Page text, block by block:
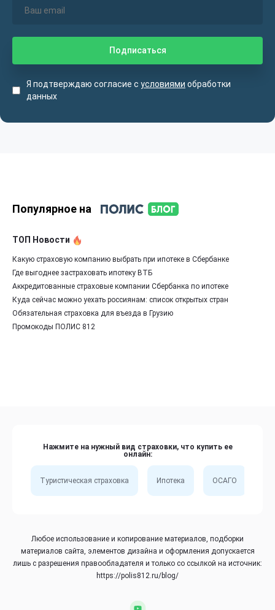
Я подтверждаю согласие с условиями обработки
данных
Популярное на
ТОП Новости
Какую страховую компанию выбрать при ипотеке в Сбербанке
Где выгоднее застраховать ипотеку ВТБ
Аккредитованные страховые компании Сбербанка по ипотеке
Куда сейчас можно уехать россиянам: список открытых стран
Обязательная страховка для въезда в Грузию
Промокоды ПОЛИС 812
Нажмите на нужный вид страховки, что купить ее
онлайн:
Туристическая страховка Ипотека ОСАГО
Любое использование и копирование материалов, подборки
материалов сайта, элементов дизайна и оформления допускается
лишь с разрешения правообладателя и только со ссылкой на источник:
https://polis812.ru/blog/